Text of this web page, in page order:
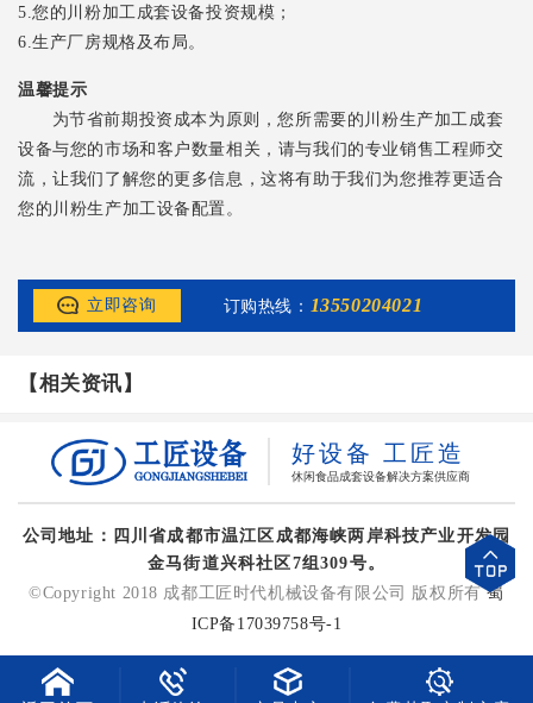
5.您的川粉加工成套设备投资规模；
6.生产厂房规格及布局。
温馨提示
为节省前期投资成本为原则，您所需要的川粉生产加工成套
设备与您的市场和客户数量相关，请与我们的专业销售工程师交
流，让我们了解您的更多信息，这将有助于我们为您推荐更适合
您的川粉生产加工设备配置。
立即咨询 订购热线： 13550204021
【相关资讯】
好设备 工匠造
休闲食品成套设备解决方案供应商
公司地址：四川省成都市温江区成都海峡两岸科技产业开发园
金马街道兴科社区7组309号。
©Copyright 2018 成都工匠时代机械设备有限公司 版权所有蜀
ICP备17039758号-1